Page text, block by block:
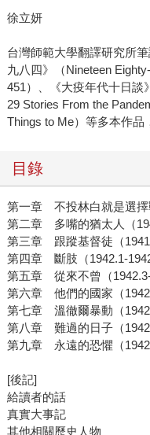
徐立妍
台灣師範大學翻譯研究所
九八四》（Nineteen
451）、《大疫年代十日談
29 Stories From the
Things to Me）等多本作品
目錄
第一章 不投林白就是選擇
第二章 多嘴的猶太人（
第三章 跟蹤基督徒（
第四章 斷肢（1942.1-
第五章 從來不曾（1942.3-
第六章 他們的國家（
第七章 溫徹爾暴動（
第八章 難過的日子（
第九章 永遠的恐懼（
[後記]
給讀者的話
真實大事記
其他相關歷史人物